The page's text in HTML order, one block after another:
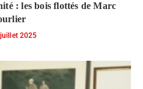
: les bois flottés de Marc
2025